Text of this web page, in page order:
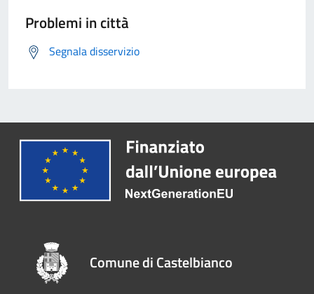
Problemi in città
Segnala disservizio
Comune di Castelbianco